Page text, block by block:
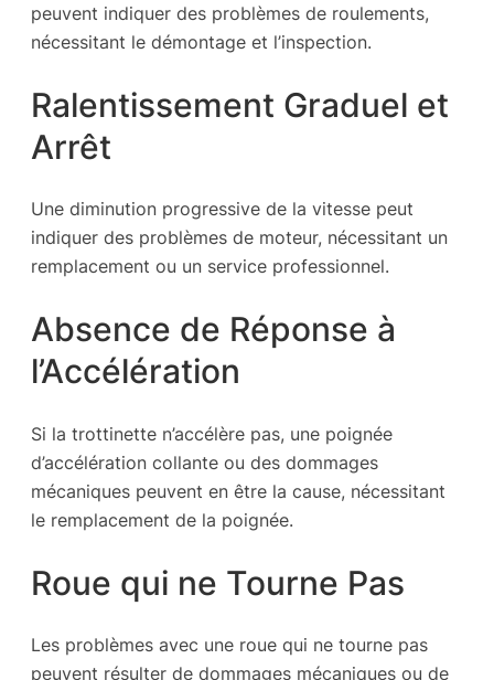
peuvent indiquer des problèmes de roulements,
nécessitant le démontage et l’inspection.
Ralentissement Graduel et
Arrêt
Une diminution progressive de la vitesse peut
indiquer des problèmes de moteur, nécessitant un
remplacement ou un service professionnel.
Absence de Réponse à
l’Accélération
Si la trottinette n’accélère pas, une poignée
d’accélération collante ou des dommages
mécaniques peuvent en être la cause, nécessitant
le remplacement de la poignée.
Roue qui ne Tourne Pas
Les problèmes avec une roue qui ne tourne pas
peuvent résulter de dommages mécaniques ou de